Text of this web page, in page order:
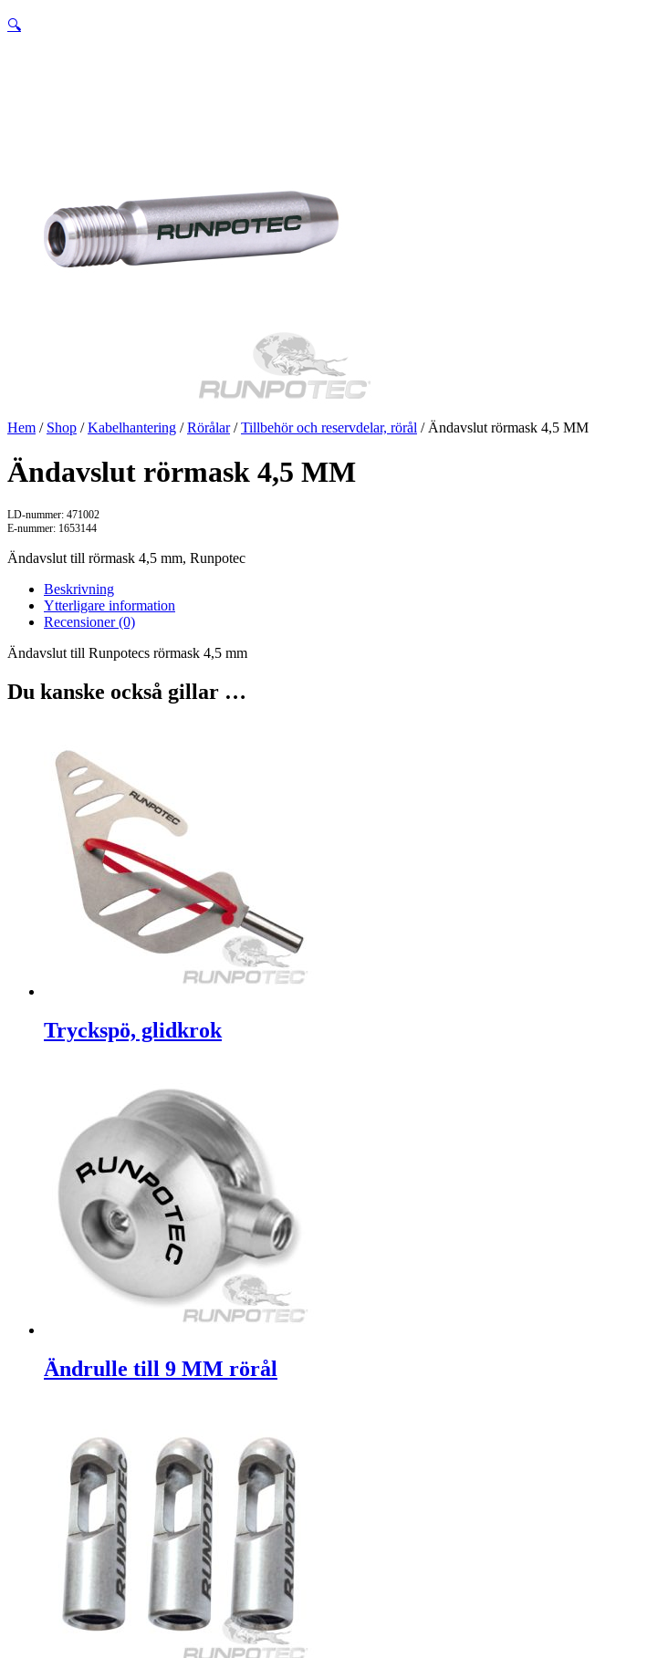
🔍
Hem / Shop /Kabelhantering /Rörålar/Tillbehör och reservdelar, rörål / Ändavslut rörmask 4,5 MM
Ändavslut rörmask 4,5 MM
LD-nummer: 471002
E-nummer: 1653144
Ändavslut till rörmask 4,5 mm, Runpotec
Beskrivning
Ytterligare information
Recensioner (0)
Ändavslut till Runpotecs rörmask 4,5 mm
Du kanske också gillar …
Tryckspö, glidkrok
Ändrulle till 9 MM rörål